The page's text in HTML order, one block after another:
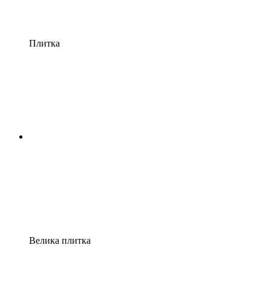
Плитка
Велика плитка